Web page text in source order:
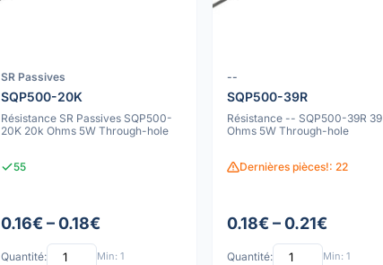
SR Passives
SQP500-20K
Résistance SR Passives SQP500-
20K 20k Ohms 5W Through-hole
55
0.16€ – 0.18€
Quantité: Min: 1
--
SQP500-39R
Résistance -- SQP500-39R 39
Ohms 5W Through-hole
Dernières pièces!: 22
0.18€ – 0.21€
Quantité: Min: 1